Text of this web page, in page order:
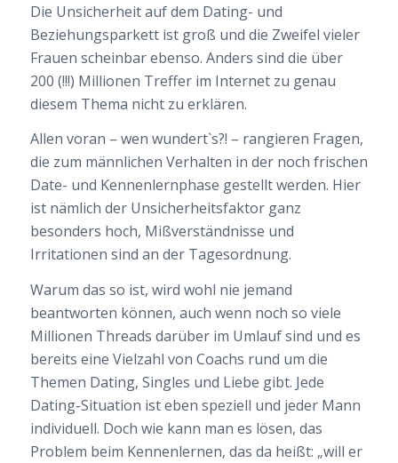
Die Unsicherheit auf dem Dating- und
Beziehungsparkett ist groß und die Zweifel vieler
Frauen scheinbar ebenso. Anders sind die über
200 (!!!) Millionen Treffer im Internet zu genau
diesem Thema nicht zu erklären.
Allen voran – wen wundert`s?! – rangieren Fragen,
die zum männlichen Verhalten in der noch frischen
Date- und Kennenlernphase gestellt werden. Hier
ist nämlich der Unsicherheitsfaktor ganz
besonders hoch, Mißverständnisse und
Irritationen sind an der Tagesordnung.
Warum das so ist, wird wohl nie jemand
beantworten können, auch wenn noch so viele
Millionen Threads darüber im Umlauf sind und es
bereits eine Vielzahl von Coachs rund um die
Themen Dating, Singles und Liebe gibt. Jede
Dating-Situation ist eben speziell und jeder Mann
individuell. Doch wie kann man es lösen, das
Problem beim Kennenlernen, das da heißt: „will er